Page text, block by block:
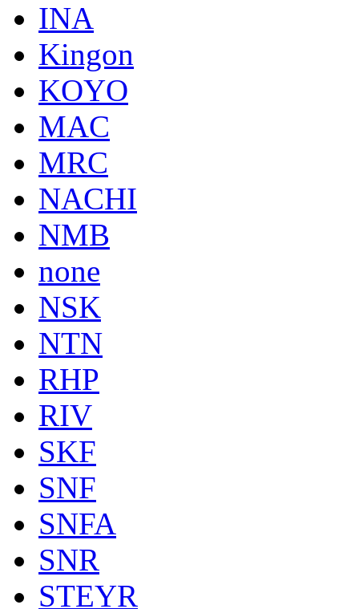
INA
Kingon
KOYO
MAC
MRC
NACHI
NMB
none
NSK
NTN
RHP
RIV
SKF
SNF
SNFA
SNR
STEYR